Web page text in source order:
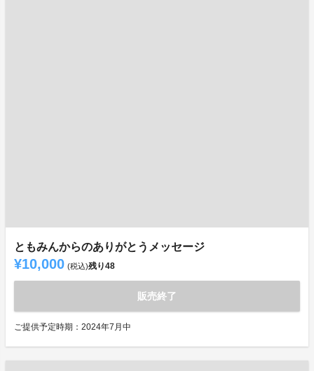
ともみんからのありがとうメッセージ
¥10,000 (税込)残り48
販売終了
ご提供予定時期：2024年7月中